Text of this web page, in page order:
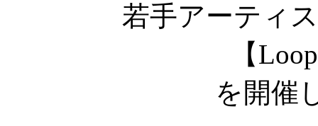
若手アーティ
【
を開催